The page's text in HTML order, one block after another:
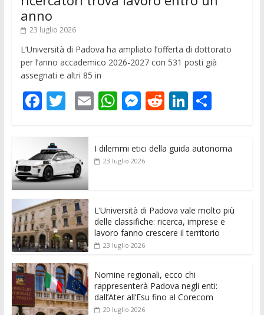
anno
23 luglio 2026
L’Università di Padova ha ampliato l’offerta di dottorato
per l’anno accademico 2026-2027 con 531 posti già
assegnati e altri 85 in
F
e
b
o
o
k
T
itt
er
E
ai
l
W
s
p
M
ss
e
er
R
di
Li
e
C
di
I dilemmi etici della guida autonoma
23 luglio 2026
L’Università di Padova vale molto più
delle classifiche: ricerca, imprese e
lavoro fanno crescere il territorio
23 luglio 2026
Nomine regionali, ecco chi
rappresenterà Padova negli enti:
dall’Ater all’Esu fino al Corecom
20 luglio 2026